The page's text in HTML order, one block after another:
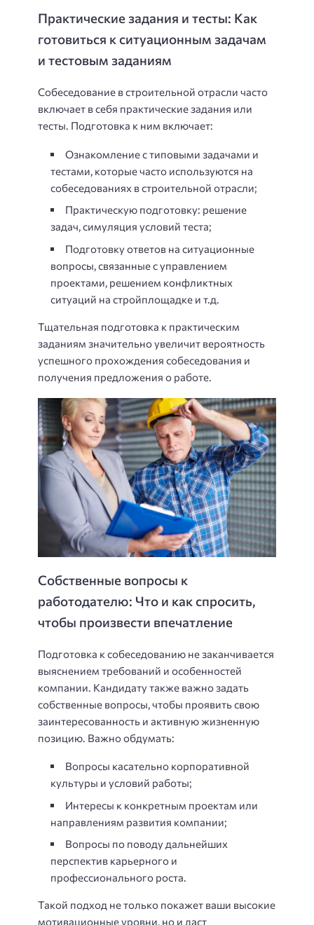
Практические задания и тесты: Как
готовиться к ситуационным задачам
и тестовым заданиям
Собеседование в строительной отрасли часто
включает в себя практические задания или
тесты. Подготовка к ним включает:
Ознакомление с типовыми задачами и
тестами, которые часто используются на
собеседованиях в строительной отрасли;
Практическую подготовку: решение
задач, симуляция условий теста;
Подготовку ответов на ситуационные
вопросы, связанные с управлением
проектами, решением конфликтных
ситуаций на стройплощадке и т.д.
Тщательная подготовка к практическим
заданиям значительно увеличит вероятность
успешного прохождения собеседования и
получения предложения о работе.
Собственные вопросы к
работодателю: Что и как спросить,
чтобы произвести впечатление
Подготовка к собеседованию не заканчивается
выяснением требований и особенностей
компании. Кандидату также важно задать
собственные вопросы, чтобы проявить свою
заинтересованность и активную жизненную
позицию. Важно обдумать:
Вопросы касательно корпоративной
культуры и условий работы;
Интересы к конкретным проектам или
направлениям развития компании;
Вопросы по поводу дальнейших
перспектив карьерного и
профессионального роста.
Такой подход не только покажет ваши высокие
мотивационные уровни, но и даст